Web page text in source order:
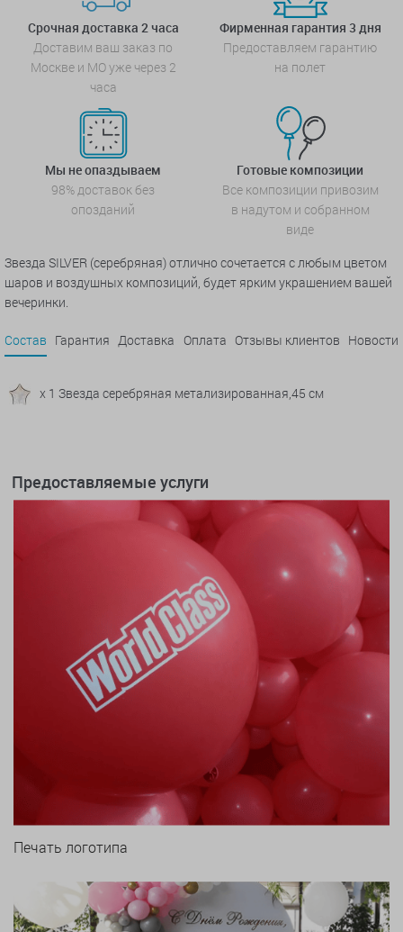
Срочная доставка 2 часа
Доставим ваш заказ по
Москве и МО уже через 2
часа
Фирменная гарантия 3 дня
Предоставляем гарантию
на полет
Мы не опаздываем
98% доставок без
опозданий
Готовые композиции
Все композиции привозим
в надутом и собранном
виде
Звезда SILVER (серебряная) отлично сочетается с любым цветом
шаров и воздушных композиций, будет ярким украшением вашей
вечеринки.
Состав Гарантия Доставка Оплата Отзывы клиентов Новости
x 1 Звезда серебряная метализированная,45 см
Предоставляемые услуги
Печать логотипа